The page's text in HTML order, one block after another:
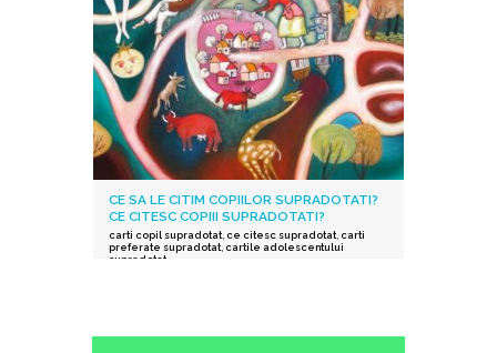
CE SA LE CITIM COPIILOR SUPRADOTATI?
CE CITESC COPIII SUPRADOTATI?
carti copil supradotat, ce citesc supradotat, carti
preferate supradotat, cartile adolescentului
supradotat